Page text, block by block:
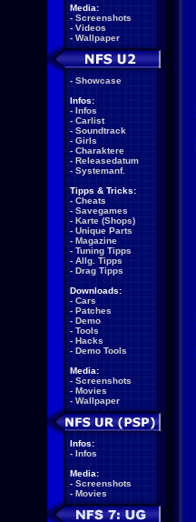
Media:
- Screenshots
- Videos
- Wallpaper
- Showcase
Infos:
- Infos
- Carlist
- Soundtrack
- Girls
- Charaktere
- Releasedatum
- Systemanf.
Tipps & Tricks:
- Cheats
- Savegames
- Karte (Shops)
- Unique Parts
- Magazine
- Tuning Tipps
- Allg. Tipps
- Drag Tipps
Downloads:
- Cars
- Patches
- Demo
- Tools
- Hacks
- Demo Tools
Media:
- Screenshots
- Movies
- Wallpaper
Infos:
- Infos
Media:
- Screenshots
- Movies